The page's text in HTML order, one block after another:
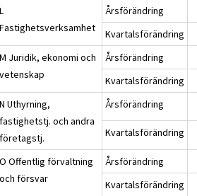
L
Fastighetsverksamhet
Årsförändring
Kvartalsförändring
M Juridik, ekonomi och
vetenskap
Årsförändring
Kvartalsförändring
N Uthyrning,
fastighetstj. och andra
företagstj.
Årsförändring
Kvartalsförändring
O Offentlig förvaltning
och försvar
Årsförändring
Kvartalsförändring